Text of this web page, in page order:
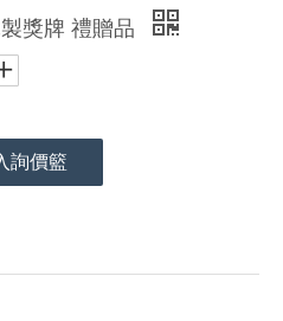
獎牌 禮贈品
詢價籃